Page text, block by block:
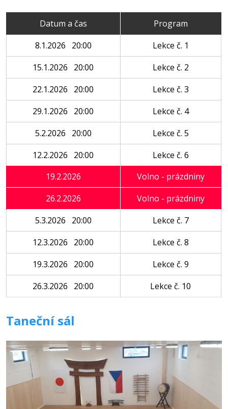
Datum a čas
Program
8.1.2026 20:00
Lekce č. 1
15.1.2026 20:00
Lekce č. 2
22.1.2026 20:00
Lekce č. 3
29.1.2026 20:00
Lekce č. 4
5.2.2026 20:00
Lekce č. 5
12.2.2026 20:00
Lekce č. 6
19.2.2026
Volno - prázdniny
26.2.2026
Volno - prázdniny
5.3.2026 20:00
Lekce č. 7
12.3.2026 20:00
Lekce č. 8
19.3.2026 20:00
Lekce č. 9
26.3.2026 20:00
Lekce č. 10
Taneční sál